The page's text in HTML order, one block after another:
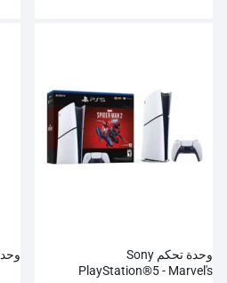
وحدة تحكم Sony
PlayStation®5 - Marvel's